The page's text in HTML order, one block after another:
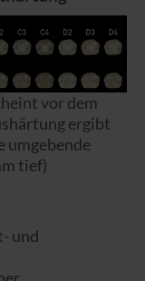
vor dem
ergibt
umgebende
tief)
und